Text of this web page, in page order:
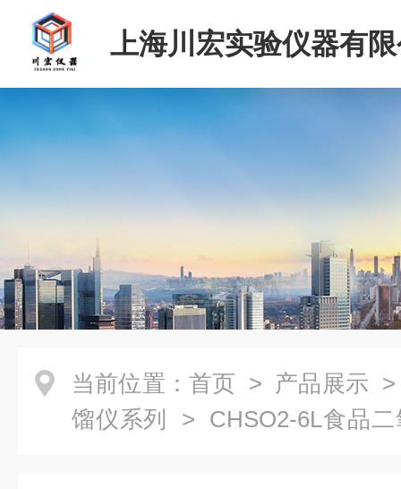
上海川宏实验仪器有
当前位置： 首页 > 产品展示
馏仪系列
> CHSO2-6L食品